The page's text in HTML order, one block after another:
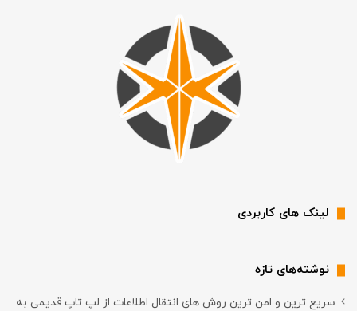
لینک های کاربردی
نوشته‌های تازه
سریع ترین و امن ترین روش های انتقال اطلاعات از لپ تاپ قدیمی به